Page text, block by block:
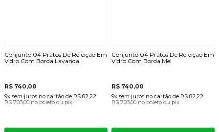
Conjunto 04 Pratos De Refeição Em
Vidro Com Borda Lavanda
R$ 740,00
9x sem juros no cartãode R$ 82,22
R$ 703,00 no boleto ou pix
Conjunto 04 Pratos De Refeição Em
Vidro Com Borda Mel
R$ 740,00
9x sem juros no cartão de R$ 82,22
R$ 703,00 no boleto ou pix